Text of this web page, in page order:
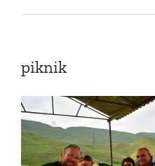
piknik